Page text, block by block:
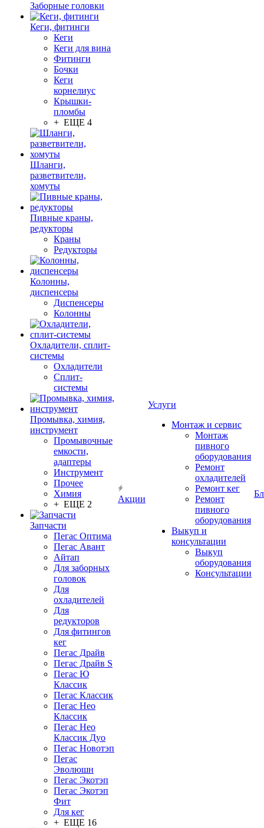
Заборные головки
Кеги, фитинги
Кеги
Кеги для вина
Фитинги
Бочки
Кеги
корнелиус
Крышки-
пломбы
+ ЕЩЕ 4
Шланги,
разветвители,
хомуты
Пивные краны,
редукторы
Краны
Редукторы
Колонны,
диспенсеры
Диспенсеры
Колонны
Охладители, сплит-
системы
Охладители
Сплит-
системы
Промывка, химия,
инструмент
Промывочные
емкости,
адаптеры
Инструмент
Прочее
Химия
+ ЕЩЕ 2
Запчасти
Пегас Оптима
Пегас Авант
Айтап
Для заборных
головок
Для
охладителей
Для
редукторов
Для фитингов
кег
Пегас Драйв
Пегас Драйв S
Пегас Ю
Классик
Пегас Классик
Пегас Нео
Классик
Пегас Нео
Классик Дуо
Пегас Новотэп
Пегас
Эволюшн
Пегас Экотэп
Пегас Экотэп
Фит
Для кег
+ ЕЩЕ 16
Акции
Услуги
Монтаж и сервис
Монтаж
пивного
оборудования
Ремонт
охладителей
Ремонт кег
Ремонт
пивного
оборудования
Выкуп и
консультации
Выкуп
оборудования
Консультации